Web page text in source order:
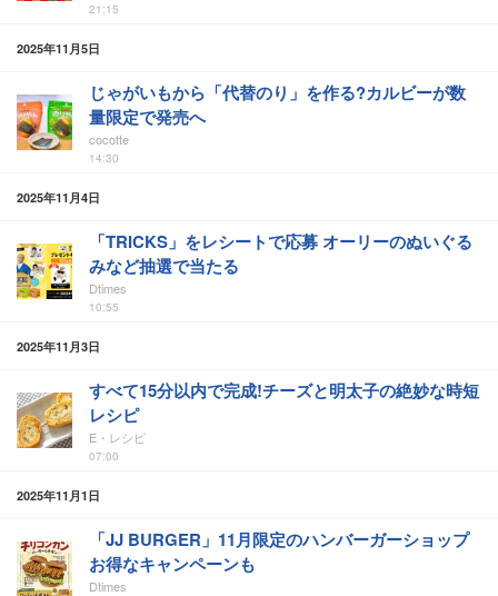
21:15
2025年11月5日
じゃがいもから「代替のり」を作る?カルビーが数
量限定で発売へ
cocotte
14:30
2025年11月4日
「TRICKS」をレシートで応募 オーリーのぬいぐる
みなど抽選で当たる
Dtimes
10:55
2025年11月3日
すべて15分以内で完成!チーズと明太子の絶妙な時短
レシピ
E・レシピ
07:00
2025年11月1日
「JJ BURGER」11月限定のハンバーガーショップ
お得なキャンペーンも
Dtimes